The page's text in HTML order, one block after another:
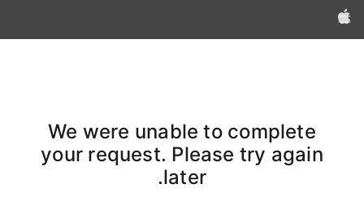
Apple‏
We were unable to complete
your request. Please try again
later.